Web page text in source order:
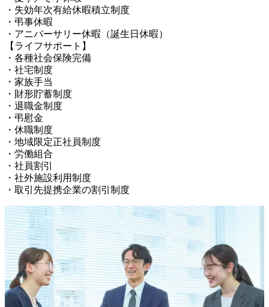
・失効年次有給休暇積立制度
・弔事休暇
・アニバーサリー休暇（誕生日休暇）
【ライフサポート】
・各種社会保険完備
・社宅制度
・家族手当
・財形貯蓄制度
・退職金制度
・弔慰金
・休職制度
・地域限定正社員制度
・労働組合
・社員割引
・社外施設利用制度
・取引先提携企業の割引制度